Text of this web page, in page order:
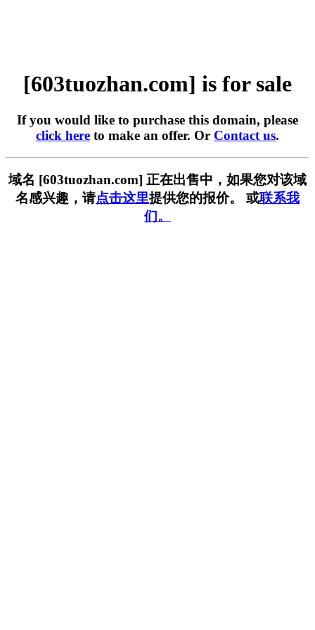
[603tuozhan.com] is for sale
If you would like to purchase this domain, please
click here to make an offer. Or Contact us.
域名 [603tuozhan.com] 正在出售中，如果您对该域
名感兴趣，请点击这里提供您的报价。 或联系我
们。